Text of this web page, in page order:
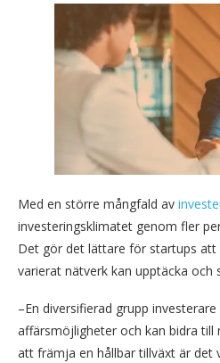
Med en större mångfald av
investeringsklimatet genom fler
Det gör det lättare för startups
varierat nätverk kan upptäcka och
–En diversifierad grupp
affärsmöjligheter och kan bidra till
att främja en hållbar tillväxt är det